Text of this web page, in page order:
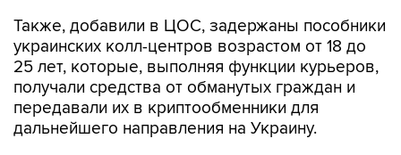
Также, добавили в ЦОС, задержаны пособники
украинских колл-центров возрастом от 18 до
25 лет, которые, выполняя функции курьеров,
получали средства от обманутых граждан и
передавали их в криптообменники для
дальнейшего направления на Украину.